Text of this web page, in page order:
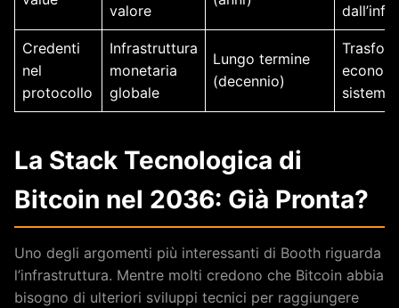
valore
Credenti
nel
protocollo
Infrastruttura
monetaria
globale
Lungo termine
(decennio)
La Stack Tecnologica di
Bitcoin nel 2036: Già Pronta?
Uno degli argomenti più interessanti di Booth riguarda
l’infrastruttura. Mentre molti credono che Bitcoin abbia
bisogno di ulteriori sviluppi tecnici per raggiungere